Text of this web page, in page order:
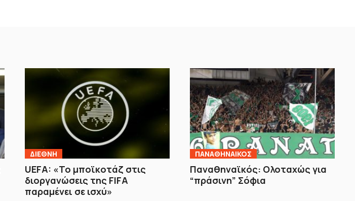
ΔΙΕΘΝΗ
UEFA: «Το μποϊκοτάζ στις
διοργανώσεις της FIFA
παραμένει σε ισχύ»
ΠΑΝΑΘΗΝΑΙΚΟΣ
Παναθηναϊκός: Ολοταχώς για
“πράσινη” Σόφια